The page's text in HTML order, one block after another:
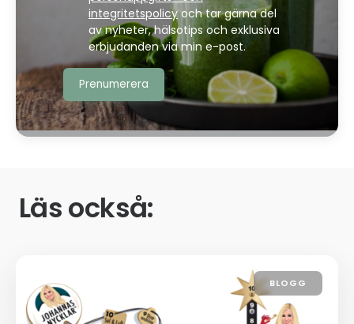
integritetspolicyoch tar gärna del
av nyheter, hälsotips och exklusiva
erbjudanden via min e-post.
Läs också:
BLOGG